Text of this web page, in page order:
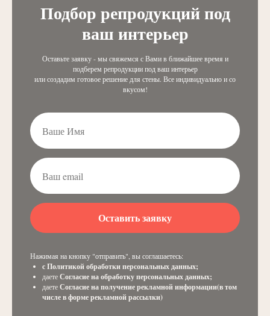
Подбор репродукций под
ваш интерьер
Оставьте заявку - мы свяжемся с Вами в ближайшее время и
подберем репродукции под ваш интерьер
или создадим готовое решение для стены. Все индивидуально и со
вкусом!
Оставить заявку
Нажимая на кнопку "отправить", вы соглашаетесь:
сПолитикой обработки персональных данных;
даетеСогласие на обработку персональных данных;
даетеСогласие на получение рекламной информации(в том
числе в форме рекламной рассылки)